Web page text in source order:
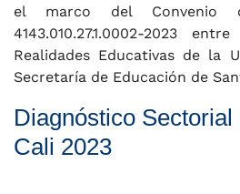
el marco del Convenio
4143.010.27.1.0002-2023
Realidades Educativas de la
Secretaría de Educación de
Diagnóstico
Cali 2023